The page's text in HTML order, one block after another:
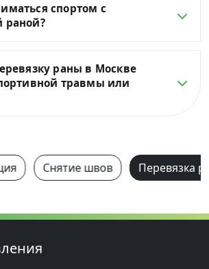
спортом с
раной?
раны в Москве
травмы или
Снятие швов